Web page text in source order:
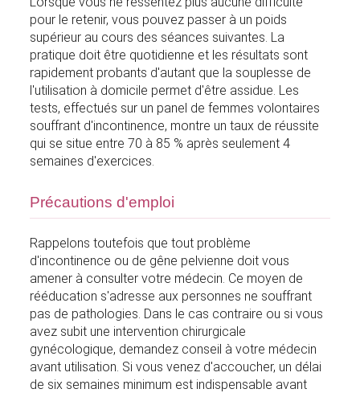
pour le retenir, vous pouvez passer à un poids
supérieur au cours des séances suivantes. La
pratique doit être quotidienne et les résultats sont
rapidement probants d'autant que la souplesse de
l'utilisation à domicile permet d'être assidue. Les
tests, effectués sur un panel de femmes volontaires
souffrant d'incontinence, montre un taux de réussite
qui se situe entre 70 à 85 % après seulement 4
semaines d'exercices.
Précautions d'emploi
Rappelons toutefois que tout problème
d'incontinence ou de gêne pelvienne doit vous
amener à consulter votre médecin. Ce moyen de
rééducation s'adresse aux personnes ne souffrant
pas de pathologies. Dans le cas contraire ou si vous
avez subit une intervention chirurgicale
gynécologique, demandez conseil à votre médecin
avant utilisation. Si vous venez d'accoucher, un délai
de six semaines minimum est indispensable avant